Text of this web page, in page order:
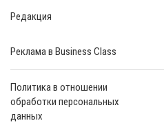
Редакция
Реклама в Business Class
Политика в отношении
обработки персональных
данных